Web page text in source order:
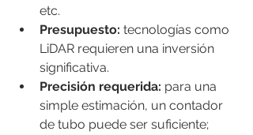
etc.
Presupuesto: tecnologías como
LiDAR requieren una inversión
significativa.
Precisión requerida: para una
simple estimación, un contador
de tubo puede ser suficiente;